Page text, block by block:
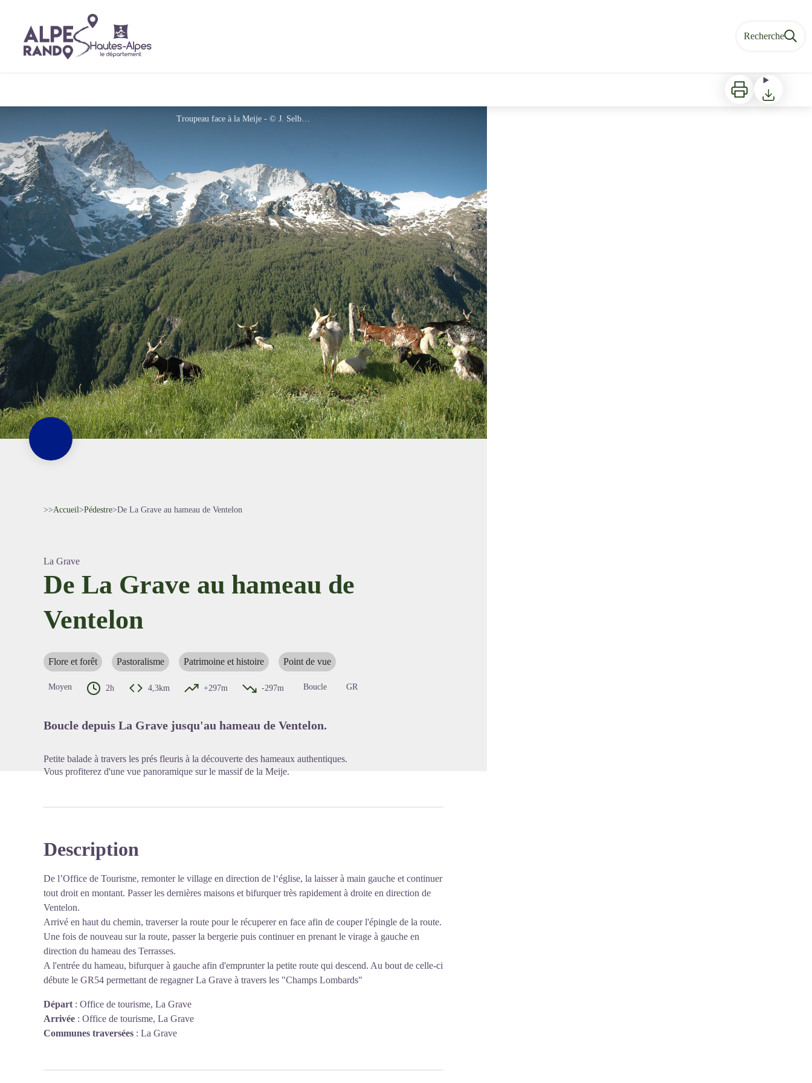
Recherche
Imprimer Télécharger
Troupeau face à la Meije - © J. Selberg
>>Accueil>Pédestre>De La Grave au hameau de Ventelon
La Grave
De La Grave au hameau de
Ventelon
Flore et forêt Pastoralisme Patrimoine et histoire Point de vue
Moyen 2h 4,3km +297m -297m Boucle GR
Boucle depuis La Grave jusqu'au hameau de Ventelon.
Petite balade à travers les prés fleuris à la découverte des hameaux authentiques.
Vous profiterez d'une vue panoramique sur le massif de la Meije.
Description
De l’Office de Tourisme, remonter le village en direction de l‘église, la laisser à main gauche et continuer
tout droit en montant. Passer les dernières maisons et bifurquer très rapidement à droite en direction de
Ventelon.
Arrivé en haut du chemin, traverser la route pour le récuperer en face afin de couper l'épingle de la route.
Une fois de nouveau sur la route, passer la bergerie puis continuer en prenant le virage à gauche en
direction du hameau des Terrasses.
A l'entrée du hameau, bifurquer à gauche afin d'emprunter la petite route qui descend. Au bout de celle-ci
débute le GR54 permettant de regagner La Grave à travers les "Champs Lombards"
Départ : Office de tourisme, La Grave
Arrivée : Office de tourisme, La Grave
Communes traversées : La Grave